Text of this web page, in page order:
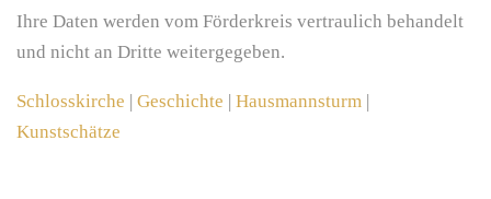
Ihre Daten werden vom Förderkreis vertraulich behandelt
und nicht an Dritte weitergegeben.
Schlosskirche | Geschichte | Hausmannsturm |
Kunstschätze